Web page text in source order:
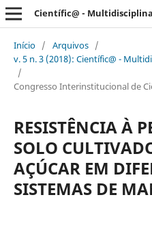
Científic@ -
Início / Arquivos /
v. 5 n. 3 (2018): Científic@ -
/
Congresso Interinstitucional de
RESISTÊNCIA À
SOLO
AÇÚCAR EM
SISTEMAS DE